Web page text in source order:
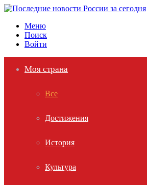
Меню
Поиск
Войти
Моя страна
Все
Достижения
История
Культура